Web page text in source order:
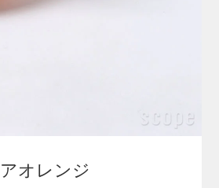
オレンジ